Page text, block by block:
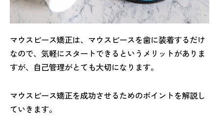
マウスピース矯正は、マウスピースを歯に装着するだけ
なので、気軽にスタートできるというメリットがありま
すが、自己管理がとても大切になります。
マウスピース矯正を成功させるためのポイントを解説し
ていきます。